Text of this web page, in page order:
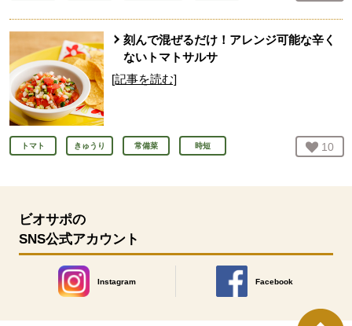
刻んで混ぜるだけ！アレンジ可能な辛く
ないトマトサルサ
[記事を読む]
トマト きゅうり 常備菜 時短 お気
10
ビオサポの
SNS公式アカウント
Instagram
別のウィンドウで開きます。
Facebook
別のウィンドウで開きます